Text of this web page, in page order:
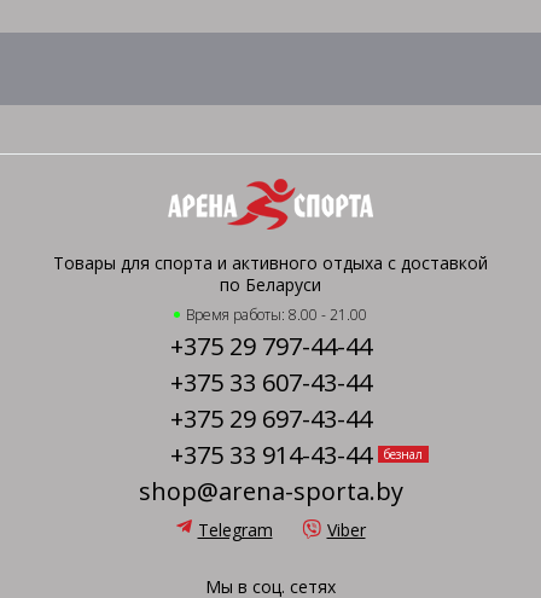
Товары для спорта и активного отдыха с доставкой
по Беларуси
Время работы: 8.00 - 21.00
+375 29 797-44-44
+375 33 607-43-44
+375 29 697-43-44
+375 33 914-43-44
безнал
shop@arena-sporta.by
Telegram Viber
Мы в соц. сетях